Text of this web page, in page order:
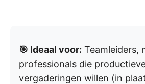
🎯 Ideaal voor: Teamleiders,
professionals die
vergaderingen willen (in